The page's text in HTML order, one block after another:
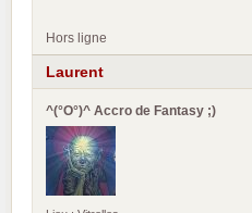
Hors ligne
Laurent
^(°O°)^ Accro de Fantasy ;)